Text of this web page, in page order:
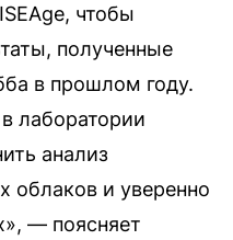
чтобы
полученные
в прошлом году.
лаборатории
анализ
облаков и уверенно
— поясняет